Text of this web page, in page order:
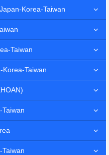
Korea-Taiwan
Taiwan
Korea-Taiwan